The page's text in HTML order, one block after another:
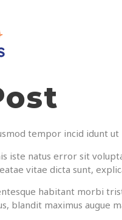
tempor incid idunt
iste natus error sit
vitae dicta sunt,
habitant morbi
blandit maximus augue